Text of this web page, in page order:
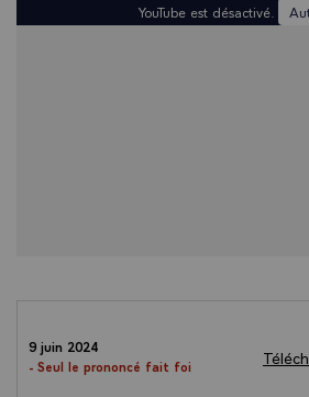
YouTube est désactivé.
9 juin 2024
- Seul le prononcé fait foi